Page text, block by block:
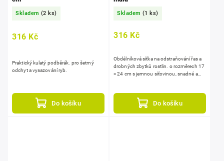
Skladem (2 ks)
316 Kč
Do košíku
Praktický kulatý podběrák. pro šetrný
odchyt a vysazování ryb.
Skladem (1 ks)
316 Kč
Do košíku
Obdélníková síťka na odstraňování řas a
drobných zbytků rostlin. o rozměrech 17
× 24 cm s jemnou síťovinou, snadné a